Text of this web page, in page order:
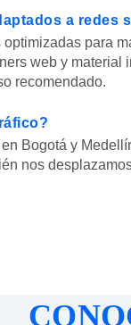
a redes
para
web y
recomendado.
Bogotá y
nos